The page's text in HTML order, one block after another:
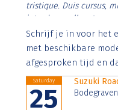
tristique. Duis cursus,
interdum nulla, ut
Aenean faucibus nibh
imperdiet. Nunc ut
Schrijf je in voor het
met beschikbare
afgesproken tijd en
Saturday
25
Suzuki